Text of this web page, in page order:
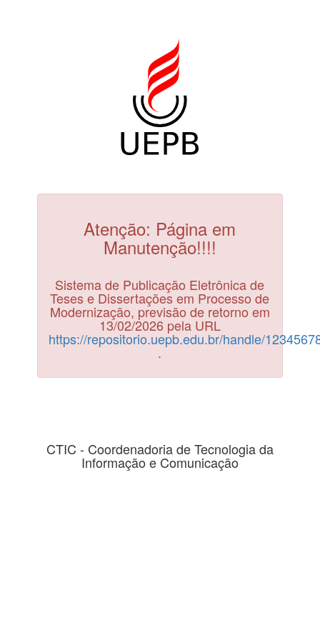
Atenção: Página em
Manutenção!!!!
Sistema de Publicação Eletrônica de
Teses e Dissertações em Processo de
Modernização, previsão de retorno em
13/02/2026 pela URL
https://repositorio.uepb.edu.br/handle/
.
CTIC - Coordenadoria de Tecnologia da
Informação e Comunicação